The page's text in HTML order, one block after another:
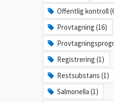
Offentlig kontroll
Provtagning (16)
Registrering (1)
Restsubstans (1)
Salmonella (1)